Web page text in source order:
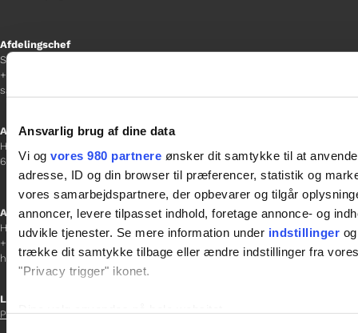
Ansvarlig brug af dine data
Vi og vores 980 partnere ønsker dit samtykke til at
adresse, ID og din browser til præferencer, statistik og
vores samarbejdspartnere, der opbevarer og tilgår
annoncer, levere tilpasset indhold, foretage annonce- og
udvikle tjenester. Se mere information under indstillinger
trække dit samtykke tilbage eller ændre indstillinger fra
"Privacy trigger" ikonet.
Afdelingschef
Sanne Hansen
+45 23 69 19 35
sanne.h@gladfonden.dk
Aabenraa
H P Hanssens Gade 23, 2.
6200 Aabenraa
Afdelingschef
Helene Teichert
+45 29 37 32 41
helene.t@gladfonden.dk
Links
Persondatapolitik